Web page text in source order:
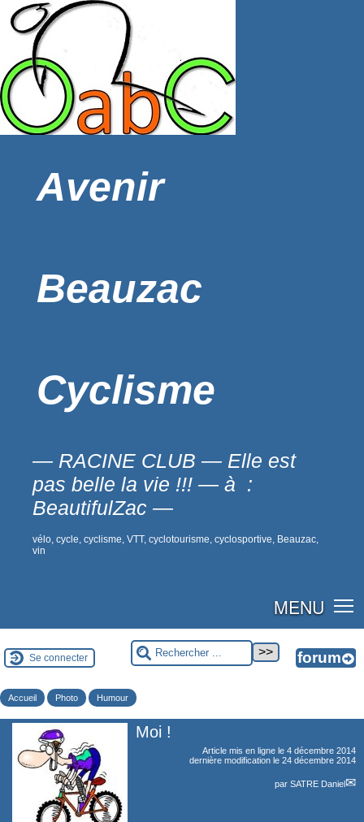
Avenir
Beauzac
Cyclisme
— RACINE CLUB — Elle est
pas belle la vie !!! — à :
BeautifulZac —
vélo, cycle, cyclisme, VTT, cyclotourisme, cyclosportive, Beauzac,
vin
MENU
Se connecter
Accueil Photo Humour
Moi !
Article mis en ligne le 4 décembre 2014
dernière modification le 24 décembre 2014
par SATRE Daniel